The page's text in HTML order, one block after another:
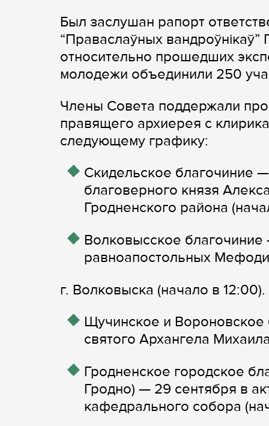
Был заслушан рапорт
“Праваслаўных
относительно прошедших
молодежи объединили 250
Члены Совета поддержали
правящего архиерея с
следующему графику:
Скидельское благочиние
благоверного князя
Гродненского района
Волковысское благочиние
равноапостольных
г. Волковыска (начало в 12:00).
Щучинское и Вороновское
святого Архангела
Гродненское городское
Гродно) — 29 сентября в
кафедрального собора